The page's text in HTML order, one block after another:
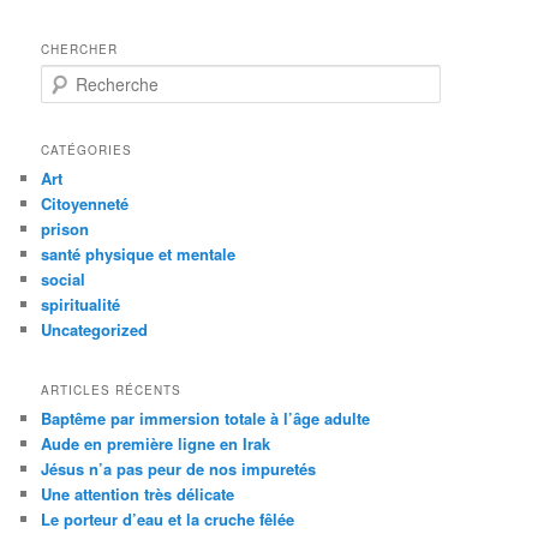
CHERCHER
e
h
r
c
h
e
CATÉGORIES
Art
Citoyenneté
prison
santé physique et mentale
social
spiritualité
Uncategorized
ARTICLES RÉCENTS
Baptême par immersion totale à l’âge adulte
Aude en première ligne en Irak
Jésus n’a pas peur de nos impuretés
Une attention très délicate
Le porteur d’eau et la cruche fêlée